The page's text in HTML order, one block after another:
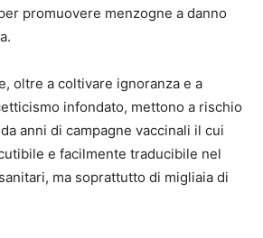
promuovere menzogne a danno
oltre a coltivare ignoranza e a
infondato, mettono a rischio
anni di campagne vaccinali il cui
e facilmente traducibile nel
ma soprattutto di migliaia di